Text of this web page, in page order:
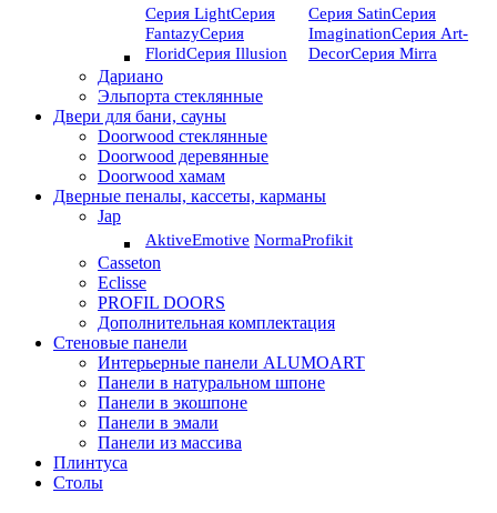
Серия LightСерия
FantazyСерия
FloridСерия Illusion
Серия SatinСерия
ImaginationСерия Art-
DeсorСерия Mirra
Дариано
Эльпорта стеклянные
Двери для бани, сауны
Doorwood стеклянные
Doorwood деревянные
Doorwood хамам
Дверные пеналы, кассеты, карманы
Jap
AktiveEmotive NormaProfikit
Casseton
Eclisse
PROFIL DOORS
Дополнительная комплектация
Стеновые панели
Интерьерные панели ALUMOART
Панели в натуральном шпоне
Панели в экошпоне
Панели в эмали
Панели из массива
Плинтуса
Столы